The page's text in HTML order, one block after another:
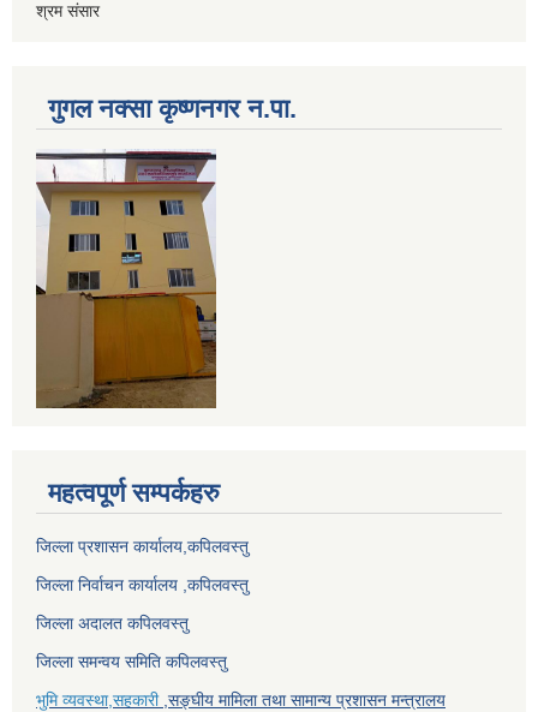
श्रम संसार
गुगल नक्सा कृष्णनगर न.पा.
महत्वपूर्ण सम्पर्कहरु
जिल्ला प्रशासन कार्यालय,कपिलवस्तु
जिल्ला निर्वाचन कार्यालय ,कपिलवस्तु
जिल्ला अदालत कपिलवस्तु
जिल्ला समन्वय समिति कपिलवस्तु
भुमि व्यवस्था,सहकारी,सङ्घीय मामिला तथा सामान्य प्रशासन मन्त्रालय